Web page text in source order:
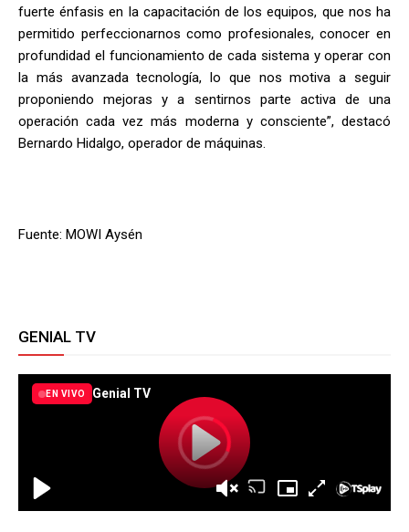
fuerte énfasis en la capacitación de los equipos, que nos ha
permitido perfeccionarnos como profesionales, conocer en
profundidad el funcionamiento de cada sistema y operar con
la más avanzada tecnología, lo que nos motiva a seguir
proponiendo mejoras y a sentirnos parte activa de una
operación cada vez más moderna y consciente”, destacó
Bernardo Hidalgo, operador de máquinas.
Fuente: MOWI Aysén
GENIAL TV